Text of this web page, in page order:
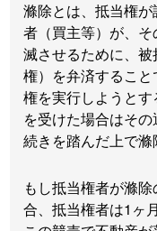
滌除とは、抵当権
者（買主等）が、
滅させるために、
権）を弁済するこ
権を実行しようと
を受けた場合はそ
続きを踏んだ上で滌
もし抵当権者が滌
合、抵当権者は1ヶ